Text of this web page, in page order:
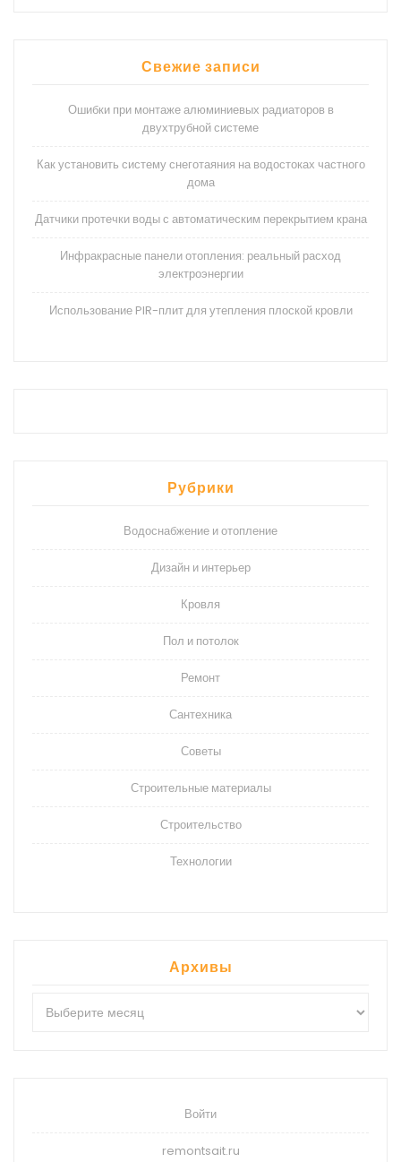
Свежие записи
Ошибки при монтаже алюминиевых радиаторов в
двухтрубной системе
Как установить систему снеготаяния на водостоках частного
дома
Датчики протечки воды с автоматическим перекрытием крана
Инфракрасные панели отопления: реальный расход
электроэнергии
Использование PIR-плит для утепления плоской кровли
Рубрики
Водоснабжение и отопление
Дизайн и интерьер
Кровля
Пол и потолок
Ремонт
Сантехника
Советы
Строительные материалы
Строительство
Технологии
Архивы
Войти
remontsait.ru